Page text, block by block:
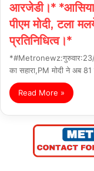
आरजेडी।*
पीएम मोदी, टला
प्रतिनिधित्व।*
*#Metronewz:गुरुवार:23/
का सहारा,PM मोदी ने अब
Read More »